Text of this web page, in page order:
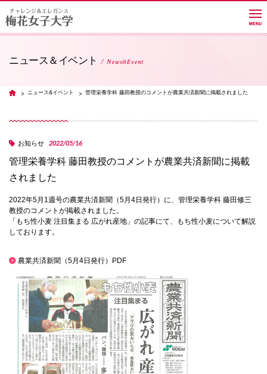
学部・学科・大学院
教員紹介サイト
キャンパスライフ
国際交流
産学連携
ニュース＆イベント News&Event
TOP ニュース&イベント 管理栄養学科 藤田教授のコメントが農業共済新聞に掲載されました
お知らせ 2022/05/16
管理栄養学科 藤田教授のコメントが農業共済新聞に掲載
されました
2022年5月1週号の農業共済新聞（5月4日発行）に、管理栄養学科 藤田修三
教授のコメントが掲載されました。
「もち性小麦 注目集まる 広がれ産地」の記事にて、もち性小麦について解説
しております。
農業共済新聞（5月4日発行）PDF